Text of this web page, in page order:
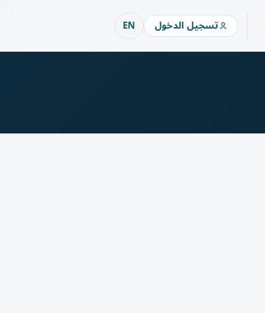
تسجيل الدخول EN